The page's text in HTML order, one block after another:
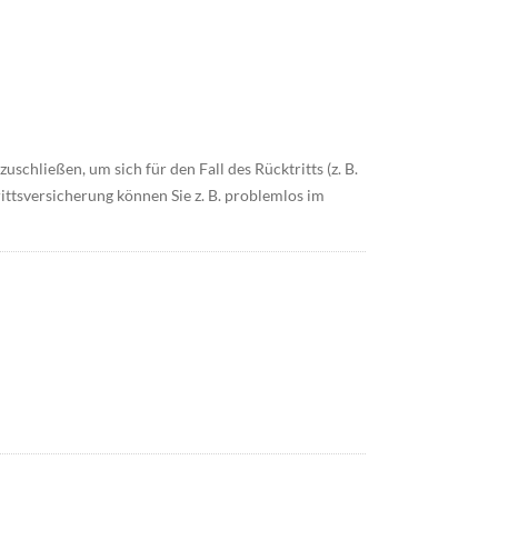
um sich für den Fall des Rücktritts (z. B.
können Sie z. B. problemlos im